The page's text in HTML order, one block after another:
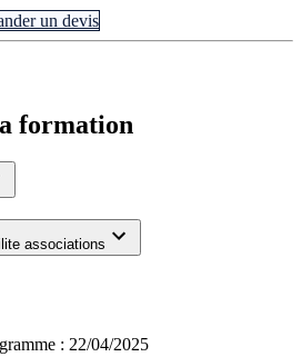
un devis
formation
associations
: 22/04/2025